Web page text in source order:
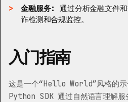
金融服务: 通过分析金融文件
诈检测和合规监控。
入门指南
这是一个“Hello World”风格的
Python SDK 通过自然语言理解服